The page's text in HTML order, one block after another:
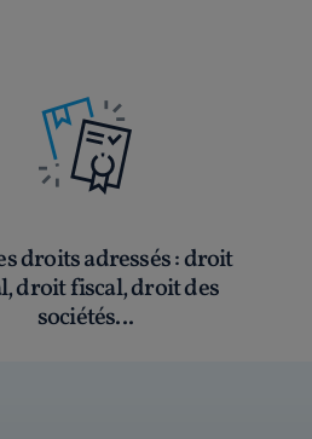
droits adressés: droit
droit fiscal, droit des
sociétés...